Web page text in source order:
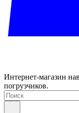
Интернет-магазин
погрузчиков.